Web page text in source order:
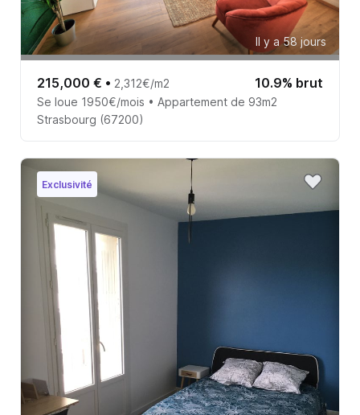
Il y a 58 jours
215,000 € • 2,312€/m2 10.9% brut
Se loue 1950€/mois • Appartement de 93m2
Strasbourg (67200)
Exclusivité